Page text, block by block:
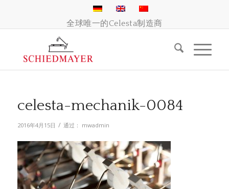
全球唯一的Celesta制造商
celesta-mechanik-0084
2016年4月15日 / 通过： mwadmin